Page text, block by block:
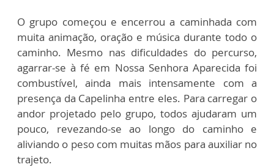
O grupo começou e encerrou a caminhada com
muita animação, oração e música durante todo o
caminho. Mesmo nas dificuldades do percurso,
agarrar-se à fé em Nossa Senhora Aparecida foi
combustível, ainda mais intensamente com a
presença da Capelinha entre eles. Para carregar o
andor projetado pelo grupo, todos ajudaram um
pouco, revezando-se ao longo do caminho e
aliviando o peso com muitas mãos para auxiliar no
trajeto.